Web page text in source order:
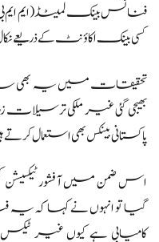
فنانس بینک لمیٹڈ (ایم ایم
کسی بینک اکاؤنٹ کے ذریعے
تحقیقات میں یہ بھی سامنے
پاکستانی بینکس بھی استعمال کرتے
اس ضمن میں آفشور ٹیکسیشن
گیا تو انہوں نے کہا کہ یہ
کامیابی ہے کیوں غیر